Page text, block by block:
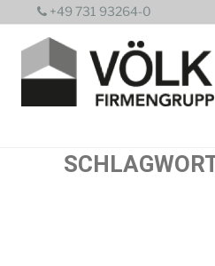
Inhalt
springen
+49 731 93264-0